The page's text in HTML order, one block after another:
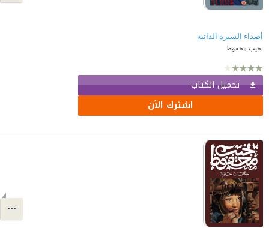
أصداء السيرة الذاتية
نجيب محفوظ
تحميل الكتاب
اشترك الآن